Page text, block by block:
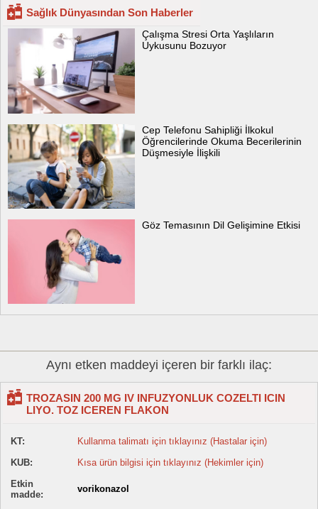
Sağlık Dünyasından Son Haberler
Çalışma Stresi Orta Yaşlıların
Uykusunu Bozuyor
Cep Telefonu Sahipliği İlkokul
Öğrencilerinde Okuma Becerilerinin
Düşmesiyle İlişkili
Göz Temasının Dil Gelişimine Etkisi
Aynı etken maddeyi içeren bir farklı ilaç:
TROZASIN 200 MG IV INFUZYONLUK COZELTI ICIN
LIYO. TOZ ICEREN FLAKON
KT:
Kullanma talimatı için tıklayınız (Hastalar için)
KUB:
Kısa ürün bilgisi için tıklayınız (Hekimler için)
Etkin
madde:
vorikonazol